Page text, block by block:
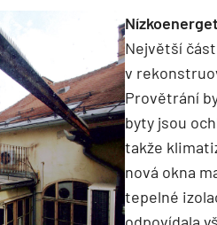
Největší
v
Provětrání
byty jsou
takže
nová okna
tepelné